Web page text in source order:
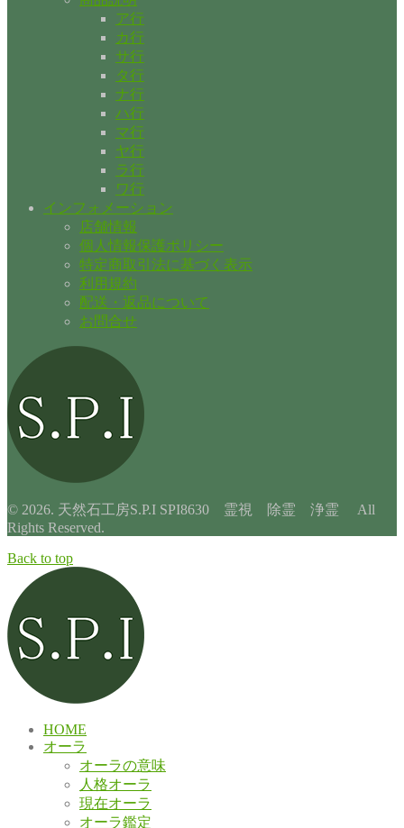
ア行
カ行
サ行
タ行
ナ行
ハ行
マ行
ヤ行
ラ行
ワ行
インフォメーション
店舗情報
個人情報保護ポリシー
特定商取引法に基づく表示
利用規約
配送・返品について
お問合せ
© 2026. 天然石工房S.P.I SPI8630 霊視 除霊 浄霊 All
Rights Reserved.
Back to top
HOME
オーラ
オーラの意味
人格オーラ
現在オーラ
オーラ鑑定